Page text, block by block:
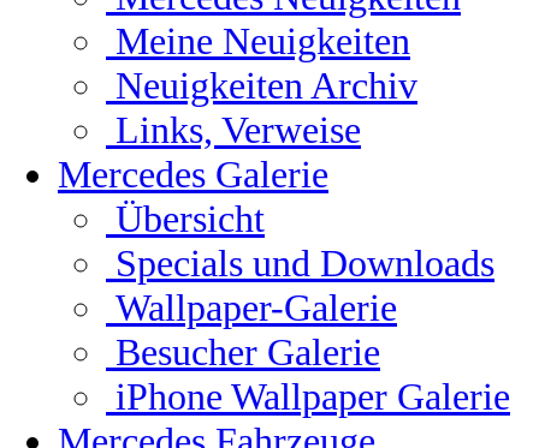
Meine Neuigkeiten
Neuigkeiten Archiv
Links, Verweise
Mercedes Galerie
Übersicht
Specials und Downloads
Wallpaper-Galerie
Besucher Galerie
iPhone Wallpaper Galerie